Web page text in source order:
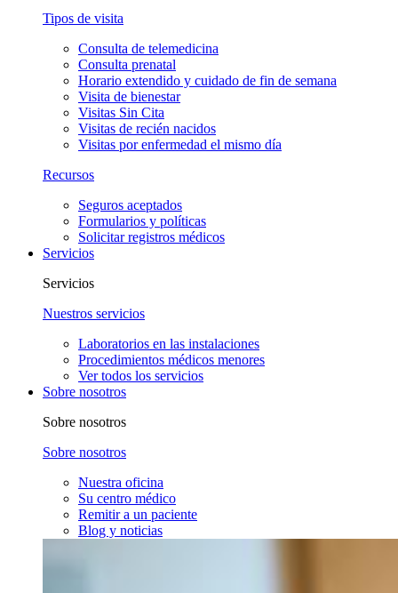
Tipos de visita
Consulta de telemedicina
Consulta prenatal
Horario extendido y cuidado de fin de semana
Visita de bienestar
Visitas Sin Cita
Visitas de recién nacidos
Visitas por enfermedad el mismo día
Recursos
Seguros aceptados
Formularios y políticas
Solicitar registros médicos
Servicios
Servicios
Nuestros servicios
Laboratorios en las instalaciones
Procedimientos médicos menores
Ver todos los servicios
Sobre nosotros
Sobre nosotros
Sobre nosotros
Nuestra oficina
Su centro médico
Remitir a un paciente
Blog y noticias